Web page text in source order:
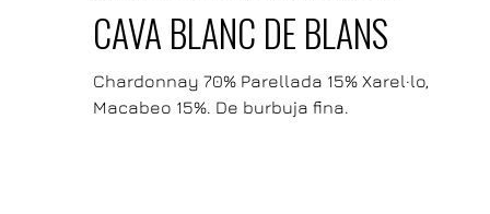
CAVA BLANC DE BLANS
Chardonnay 70% Parellada 15% Xarel·lo,
Macabeo 15%. De burbuja fina.